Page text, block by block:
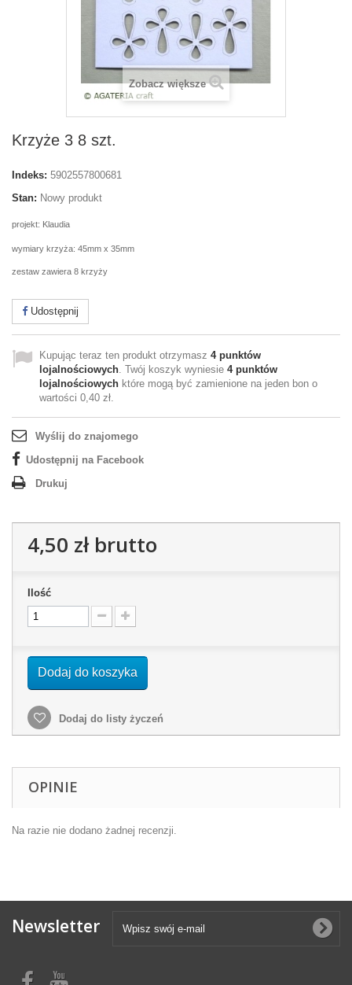
Zobacz większe
Krzyże 3 8 szt.
Indeks: 5902557800681
Stan: Nowy produkt
projekt: Klaudia
wymiary krzyża: 45mm x 35mm
zestaw zawiera 8 krzyży
Udostępnij
Kupując teraz ten produkt otrzymasz 4punktów
lojalnościowych. Twój koszyk wyniesie 4punktów
lojalnościowych które mogą być zamienione na jeden bon o
wartości 0,40 zł.
Wyślij do znajomego
Udostępnij na Facebook
Drukuj
4,50 złbrutto
Ilość
Dodaj do koszyka
Dodaj do listy życzeń
OPINIE
Na razie nie dodano żadnej recenzji.
Newsletter